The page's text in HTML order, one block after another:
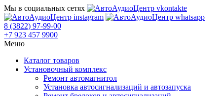
Мы в социальных сетях
8 (3822) 97-99-00
+7 923 457 9900
Меню
Каталог товаров
Установочный комплекс
Ремонт автомагнитол
Установка автосигнализаций и автозапуска